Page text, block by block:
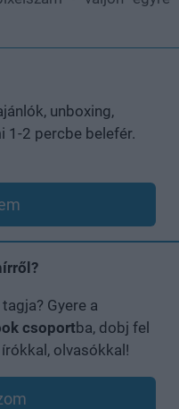
unboxing,
1-2 percbe belefér.
Gyere a
csoportba, dobj fel
olvasókkal!